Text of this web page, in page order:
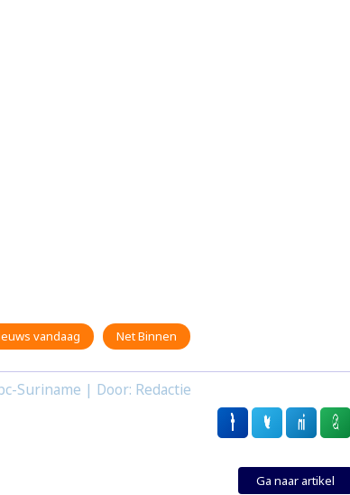
vandaag Net Binnen
Suriname | Door: Redactie
Ga naar artikel